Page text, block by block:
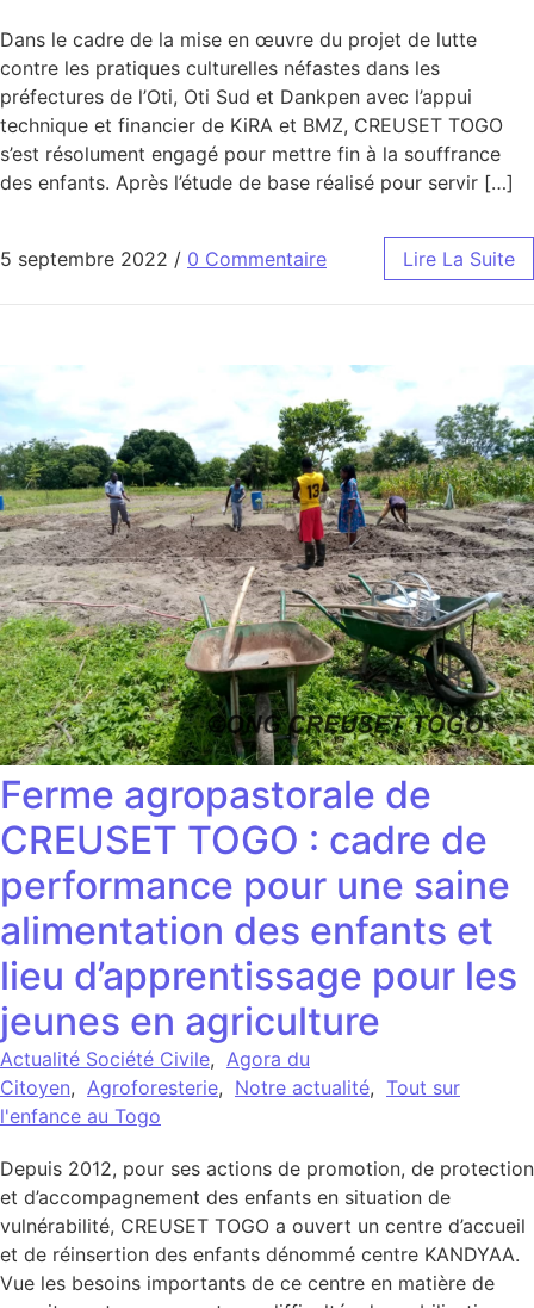
Dans le cadre de la mise en œuvre du projet de lutte
contre les pratiques culturelles néfastes dans les
préfectures de l’Oti, Oti Sud et Dankpen avec l’appui
technique et financier de KiRA et BMZ, CREUSET TOGO
s’est résolument engagé pour mettre fin à la souffrance
des enfants. Après l’étude de base réalisé pour servir […]
5 septembre 2022 / 0 Commentaire Lire La Suite
Ferme agropastorale de
CREUSET TOGO : cadre de
performance pour une saine
alimentation des enfants et
lieu d’apprentissage pour les
jeunes en agriculture
Actualité Société Civile, Agora du
Citoyen, Agroforesterie, Notre actualité, Tout sur
l'enfance au Togo
Depuis 2012, pour ses actions de promotion, de protection
et d’accompagnement des enfants en situation de
vulnérabilité, CREUSET TOGO a ouvert un centre d’accueil
et de réinsertion des enfants dénommé centre KANDYAA.
Vue les besoins importants de ce centre en matière de